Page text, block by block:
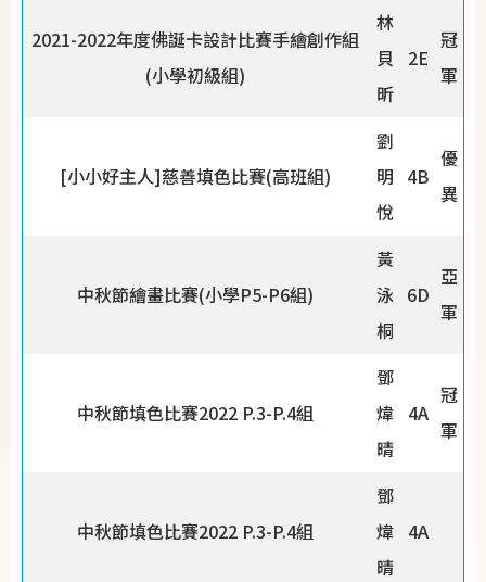
2021-2022年度佛誕卡設計比賽手繪創作組
(小學初級組)
林
貝
昕
2E
冠
軍
[小小好主人]慈善填色比賽(高班組)
劉
明
悅
4B
優
異
中秋節繪畫比賽(小學P5-P6組)
黃
泳
桐
6D
亞
軍
中秋節填色比賽2022 P.3-P.4組
鄧
煒
晴
4A
冠
軍
中秋節填色比賽2022 P.3-P.4組
鄧
煒
晴
4A